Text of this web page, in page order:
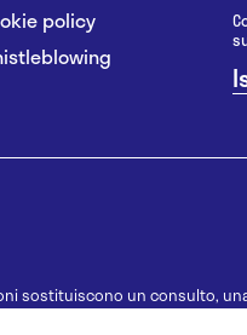
policy
sostituiscono un consulto,
per la formulazione di una